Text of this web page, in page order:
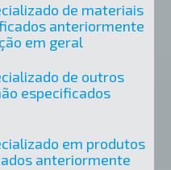
de materiais
anteriormente
em geral
de outros
especificados
em produtos
anteriormente